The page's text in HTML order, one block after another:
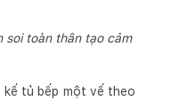
toàn thân tạo cảm
kế tủ bếp một vế theo